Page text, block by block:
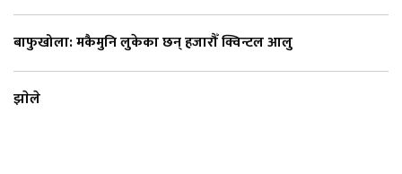
बाफुखोला: मकैमुनि लुकेका छन् हजारौँ क्विन्टल आलु
झाेले